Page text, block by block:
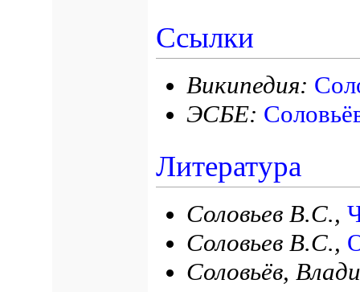
Ссылки
Википедия:
ЭСБЕ:
Литература
Соловьев В.С.,
Соловьев В.С.,
Соловьёв,